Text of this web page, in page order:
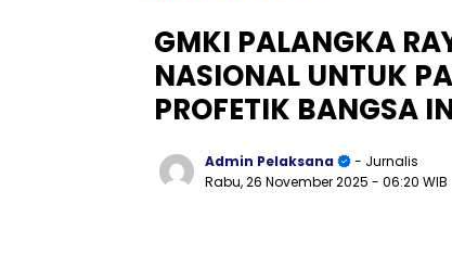
GMKI PALANGKA
NASIONAL UNTUK
PROFETIK BANGSA
Admin Pelaksana
- Jurnalis
Rabu, 26 November 2025 - 06:20 WIB